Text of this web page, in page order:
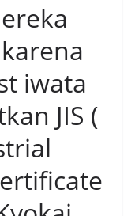
iwata
JIS (